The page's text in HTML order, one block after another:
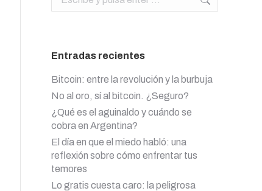
Entradas recientes
Bitcoin: entre la revolución y la burbuja
No al oro, sí al bitcoin. ¿Seguro?
¿Qué es el aguinaldo y cuándo se
cobra en Argentina?
El día en que el miedo habló: una
reflexión sobre cómo enfrentar tus
temores
Lo gratis cuesta caro: la peligrosa